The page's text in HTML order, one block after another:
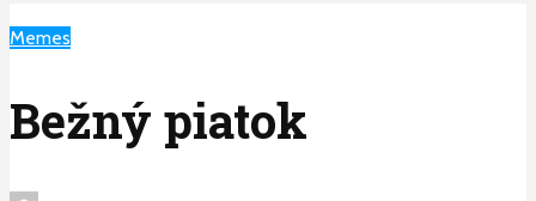
Memes
Bežný piatok